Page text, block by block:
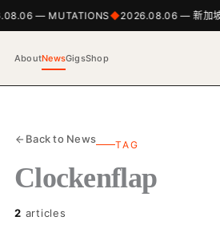
— MUTATIONS 2026.08.06 — 新加
AboutNewsGigsShop
Back to News TAG
Clockenflap
2 articles